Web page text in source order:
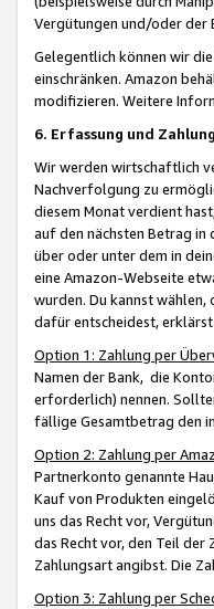
Vergütungen und/oder der
Gelegentlich können wir
einschränken. Amazon
modifizieren. Weitere
6. Erfassung und
Wir werden wirtschaftlich
Nachverfolgung zu
diesem Monat verdient
auf den nächsten Betrag
über oder unter dem in
eine Amazon-Webseite
wurden. Du kannst
dafür entscheidest,
Option 1: Zahlung per
Namen der Bank, die
erforderlich) nennen.
fällige Gesamtbetrag den
Option 2: Zahlung per
Partnerkonto genannte
Kauf von Produkten
uns das Recht vor,
das Recht vor, den Teil
Zahlungsart angibst. Die
Option 3: Zahlung per